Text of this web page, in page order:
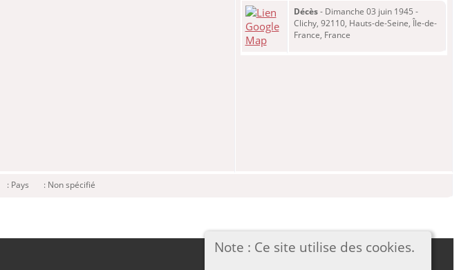
Note : Ce site utilise des cookies.
Décès- Dimanche 03 juin 1945 -
Clichy, 92110, Hauts-de-Seine, Île-de-
France, France
: Pays : Non spécifié